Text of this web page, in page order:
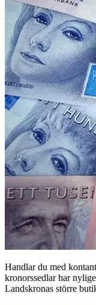
Handlar du med
kronorssedlar har
Landskronas större